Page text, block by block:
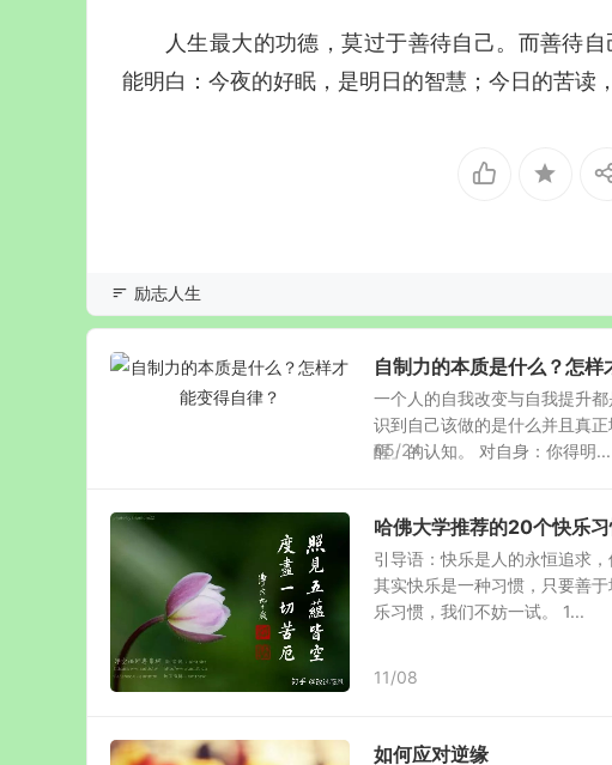
人生最大的功德，莫过于善待自己。而善待
能明白：今夜的好眠，是明日的智慧；今日的苦读
励志人生
自制力的本质是什么？怎样
一个人的自我改变与自我提升
识到自己该做的是什么并且真
醒」的认知。 对自身：你得明...
05/24
哈佛大学推荐的20个快乐习
引导语：快乐是人的永恒追求
其实快乐是一种习惯，只要善
乐习惯，我们不妨一试。 1...
11/08
如何应对逆缘